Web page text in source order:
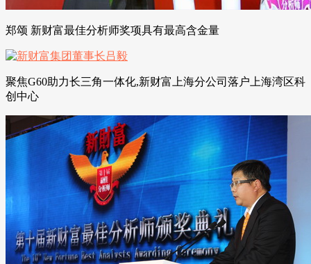
郑颂 新财富最佳分析师奖项具有最高含金量
聚焦G60助力长三角一体化,新财富上海分公司落户上海湾区科
创中心